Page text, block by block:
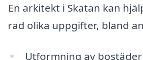
En arkitekt i Skatan kan
rad olika uppgifter, bland
Utformning av